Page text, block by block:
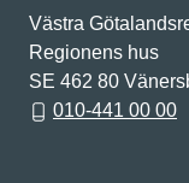
Västra
Regionens hus
SE 462 80
010-441 00 00